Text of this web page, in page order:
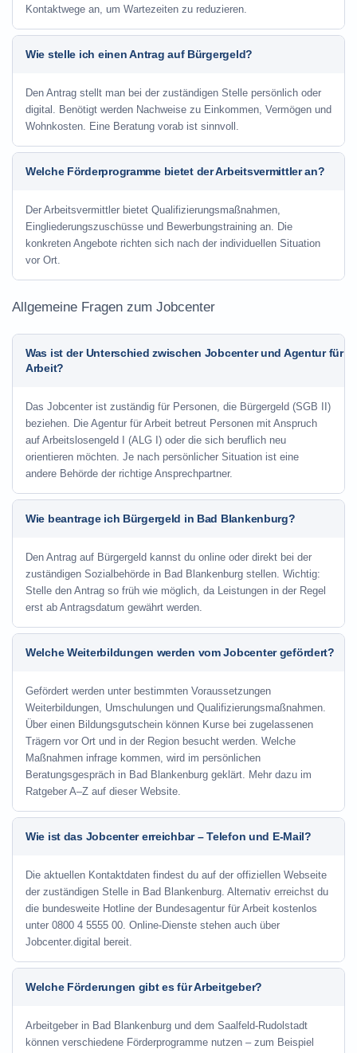
Kontaktwege an, um Wartezeiten zu reduzieren.
Wie stelle ich einen Antrag auf Bürgergeld?
Den Antrag stellt man bei der zuständigen Stelle persönlich oder
digital. Benötigt werden Nachweise zu Einkommen, Vermögen und
Wohnkosten. Eine Beratung vorab ist sinnvoll.
Welche Förderprogramme bietet der Arbeitsvermittler an?
Der Arbeitsvermittler bietet Qualifizierungsmaßnahmen,
Eingliederungszuschüsse und Bewerbungstraining an. Die
konkreten Angebote richten sich nach der individuellen Situation
vor Ort.
Allgemeine Fragen zum Jobcenter
Was ist der Unterschied zwischen Jobcenter und Agentur für
Arbeit?
Das Jobcenter ist zuständig für Personen, die Bürgergeld (SGB II)
beziehen. Die Agentur für Arbeit betreut Personen mit Anspruch
auf Arbeitslosengeld I (ALG I) oder die sich beruflich neu
orientieren möchten. Je nach persönlicher Situation ist eine
andere Behörde der richtige Ansprechpartner.
Wie beantrage ich Bürgergeld in Bad Blankenburg?
Den Antrag auf Bürgergeld kannst du online oder direkt bei der
zuständigen Sozialbehörde in Bad Blankenburg stellen. Wichtig:
Stelle den Antrag so früh wie möglich, da Leistungen in der Regel
erst ab Antragsdatum gewährt werden.
Welche Weiterbildungen werden vom Jobcenter gefördert?
Gefördert werden unter bestimmten Voraussetzungen
Weiterbildungen, Umschulungen und Qualifizierungsmaßnahmen.
Über einen Bildungsgutschein können Kurse bei zugelassenen
Trägern vor Ort und in der Region besucht werden. Welche
Maßnahmen infrage kommen, wird im persönlichen
Beratungsgespräch in Bad Blankenburg geklärt. Mehr dazu im
Ratgeber A–Z auf dieser Website.
Wie ist das Jobcenter erreichbar – Telefon und E-Mail?
Die aktuellen Kontaktdaten findest du auf der offiziellen Webseite
der zuständigen Stelle in Bad Blankenburg. Alternativ erreichst du
die bundesweite Hotline der Bundesagentur für Arbeit kostenlos
unter 0800 4 5555 00. Online-Dienste stehen auch über
Jobcenter.digital bereit.
Welche Förderungen gibt es für Arbeitgeber?
Arbeitgeber in Bad Blankenburg und dem Saalfeld-Rudolstadt
können verschiedene Förderprogramme nutzen – zum Beispiel